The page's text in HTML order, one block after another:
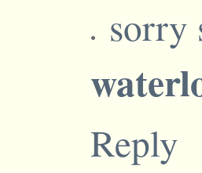
sorry
Reply